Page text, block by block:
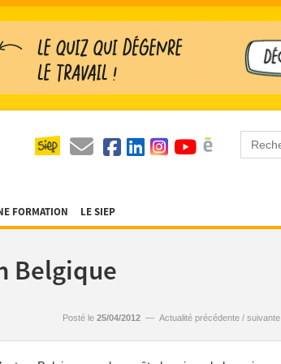
FORMATION LE SIEP
Belgique
Posté le 25/04/2012 — Actualité précédente / suivante